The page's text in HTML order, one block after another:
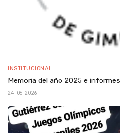
INSTITUCIONAL
Memoria del año 2025 e informes
24-06-2026